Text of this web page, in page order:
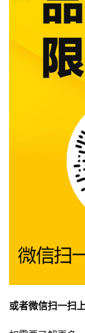
或者微信扫一扫